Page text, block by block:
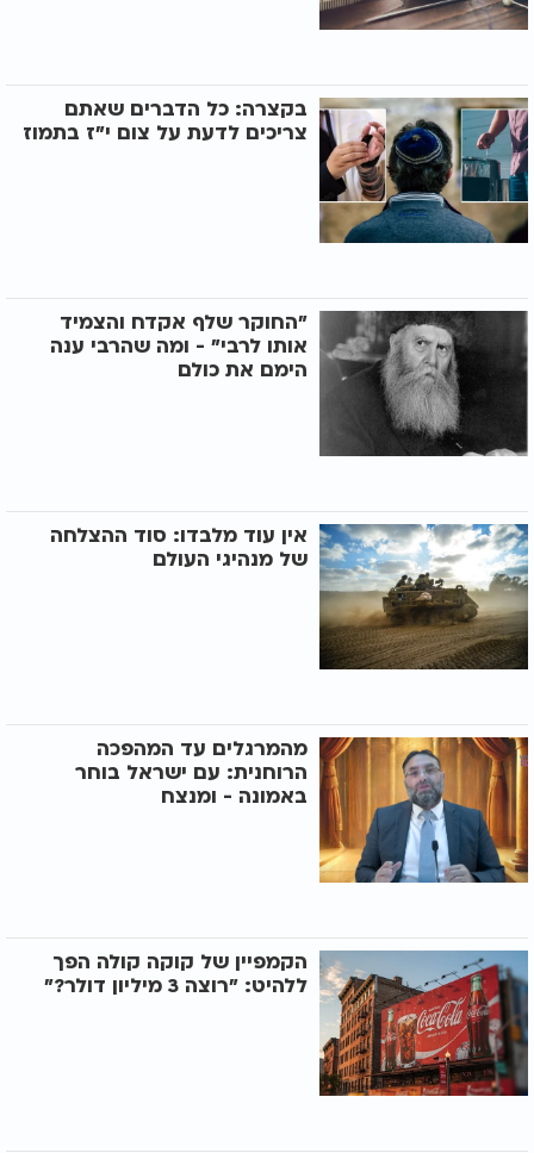
בקצרה: כל הדברים שאתם
צריכים לדעת על צום י"ז בתמוז
"החוקר שלף אקדח והצמיד
אותו לרבי" - ומה שהרבי ענה
הימם את כולם
אין עוד מלבדו: סוד ההצלחה
של מנהיגי העולם
מהמרגלים עד המהפכה
הרוחנית: עם ישראל בוחר
באמונה - ומנצח
הקמפיין של קוקה קולה הפך
ללהיט: "רוצה 3 מיליון דולר?"